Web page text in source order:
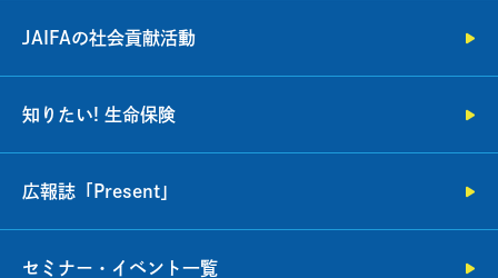
JAIFAの社会貢献活動
知りたい! 生命保険
広報誌「Present」
セミナー・イベント一覧